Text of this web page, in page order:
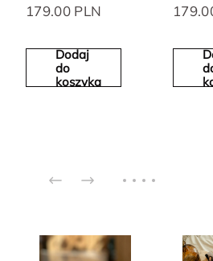
179.00 PLN
Dodaj
do
koszyka